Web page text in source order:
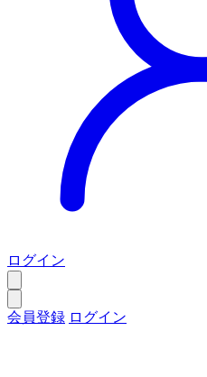
ログイン
会員登録 ログイン